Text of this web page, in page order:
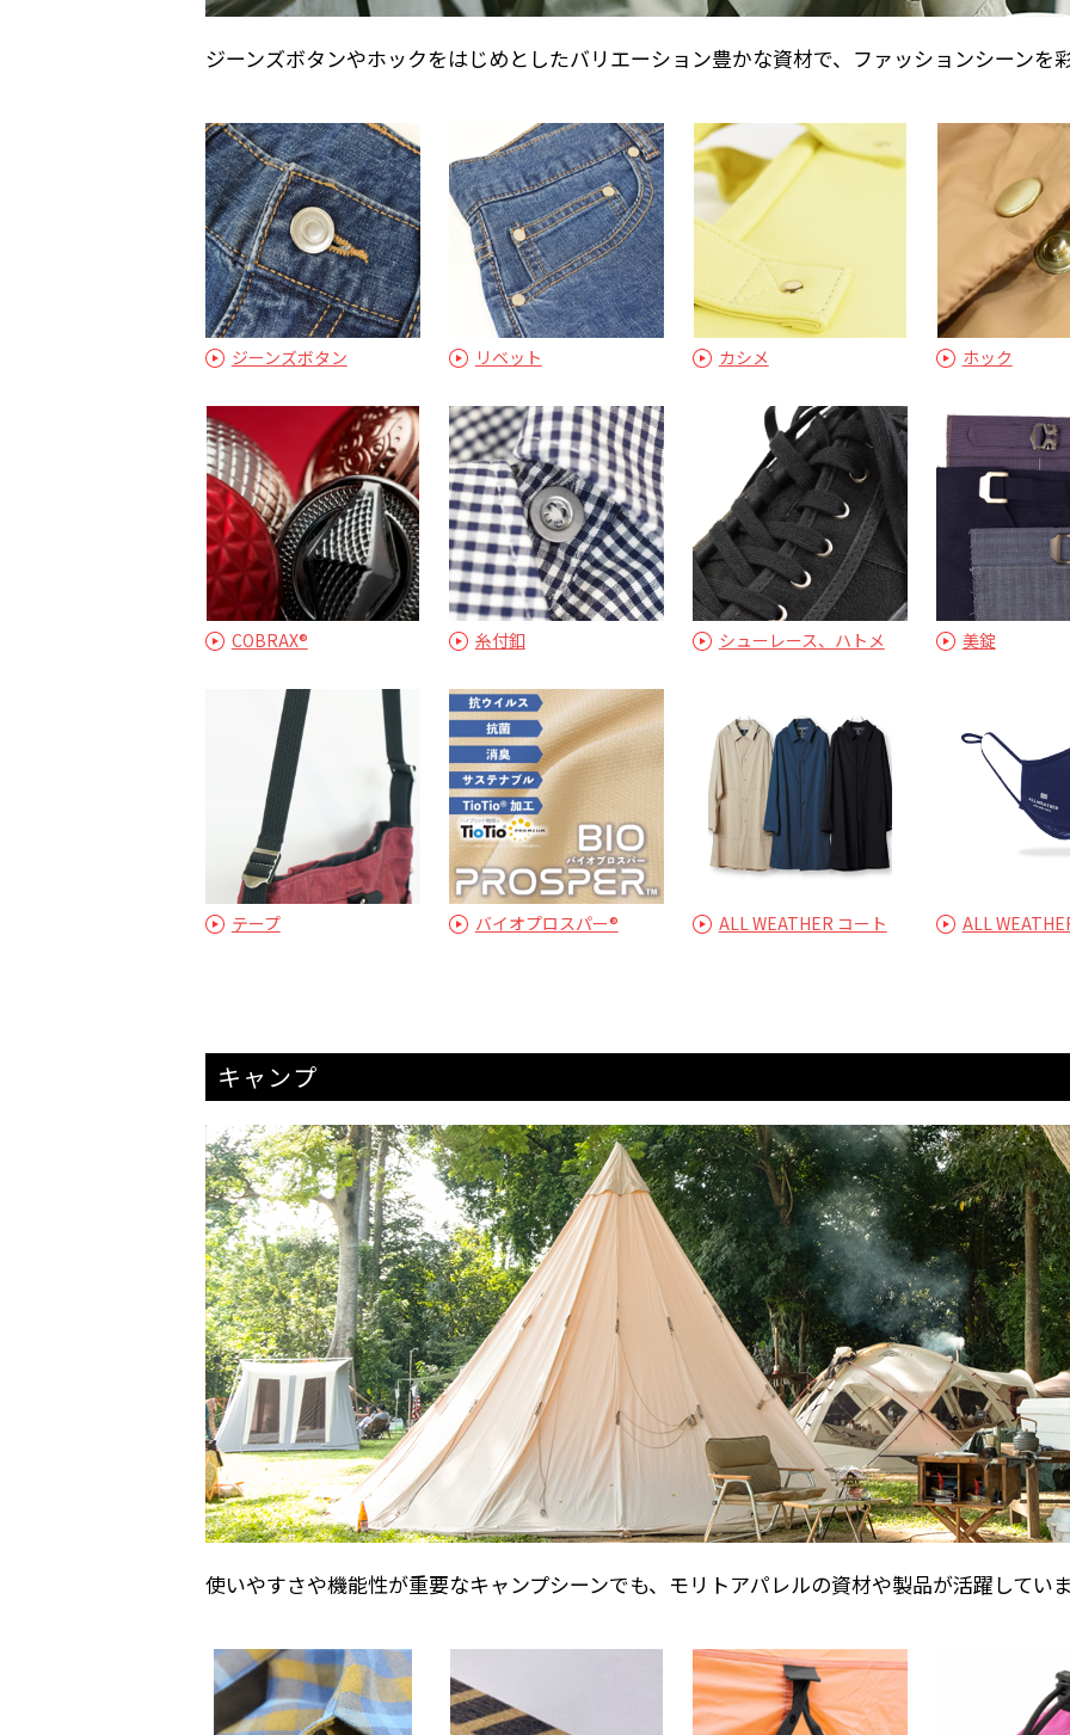
ジーンズボタンやホックをはじめとしたバリエーション豊かな資材で、ファッションシーンを
ジーンズボタン リベット カシメ ホック
COBRAX®︎ 糸付釦 シューレース、ハトメ 美錠
テープ バイオプロスパー® ALL WEATHER コート ALL
キャンプ
使いやすさや機能性が重要なキャンプシーンでも、モリトアパレルの資材や製品が活躍してい